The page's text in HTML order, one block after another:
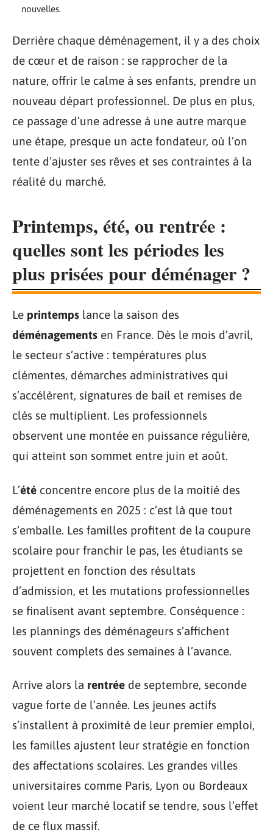
nouvelles.
Derrière chaque déménagement, il y a des choix
de cœur et de raison : se rapprocher de la
nature, offrir le calme à ses enfants, prendre un
nouveau départ professionnel. De plus en plus,
ce passage d’une adresse à une autre marque
une étape, presque un acte fondateur, où l’on
tente d’ajuster ses rêves et ses contraintes à la
réalité du marché.
Printemps, été, ou rentrée :
quelles sont les périodes les
plus prisées pour déménager ?
Le printemps lance la saison des
déménagements en France. Dès le mois d’avril,
le secteur s’active : températures plus
clémentes, démarches administratives qui
s’accélèrent, signatures de bail et remises de
clés se multiplient. Les professionnels
observent une montée en puissance régulière,
qui atteint son sommet entre juin et août.
L’été concentre encore plus de la moitié des
déménagements en 2025 : c’est là que tout
s’emballe. Les familles profitent de la coupure
scolaire pour franchir le pas, les étudiants se
projettent en fonction des résultats
d’admission, et les mutations professionnelles
se finalisent avant septembre. Conséquence :
les plannings des déménageurs s’affichent
souvent complets des semaines à l’avance.
Arrive alors la rentrée de septembre, seconde
vague forte de l’année. Les jeunes actifs
s’installent à proximité de leur premier emploi,
les familles ajustent leur stratégie en fonction
des affectations scolaires. Les grandes villes
universitaires comme Paris, Lyon ou Bordeaux
voient leur marché locatif se tendre, sous l’effet
de ce flux massif.